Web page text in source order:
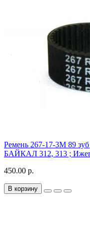
Ремень 267-17-3M 89
БАЙКАЛ 312, 313 ;
450.00 р.
В корзину